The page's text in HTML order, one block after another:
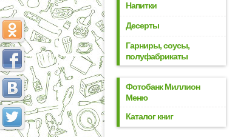
Напитки
Десерты
Гарниры, соусы,
полуфабрикаты
Фотобанк Миллион
Меню
Каталог книг